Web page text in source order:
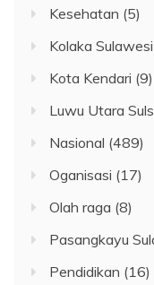
Kesehatan (5)
Kolaka
Kota Kendari (9)
Luwu Utara
Nasional (489)
Oganisasi (17)
Olah raga (8)
Pasangkayu
Pendidikan (16)